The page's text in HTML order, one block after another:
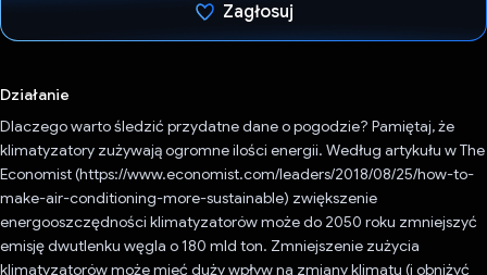
Zagłosuj
Działanie
Dlaczego warto śledzić przydatne dane o pogodzie? Pamiętaj, że
klimatyzatory zużywają ogromne ilości energii. Według artykułu w The
Economist (https://www.economist.com/leaders/2018/08/25/how-to-
make-air-conditioning-more-sustainable) zwiększenie
energooszczędności klimatyzatorów może do 2050 roku zmniejszyć
emisję dwutlenku węgla o 180 mld ton. Zmniejszenie zużycia
klimatyzatorów może mieć duży wpływ na zmiany klimatu (i obniżyć